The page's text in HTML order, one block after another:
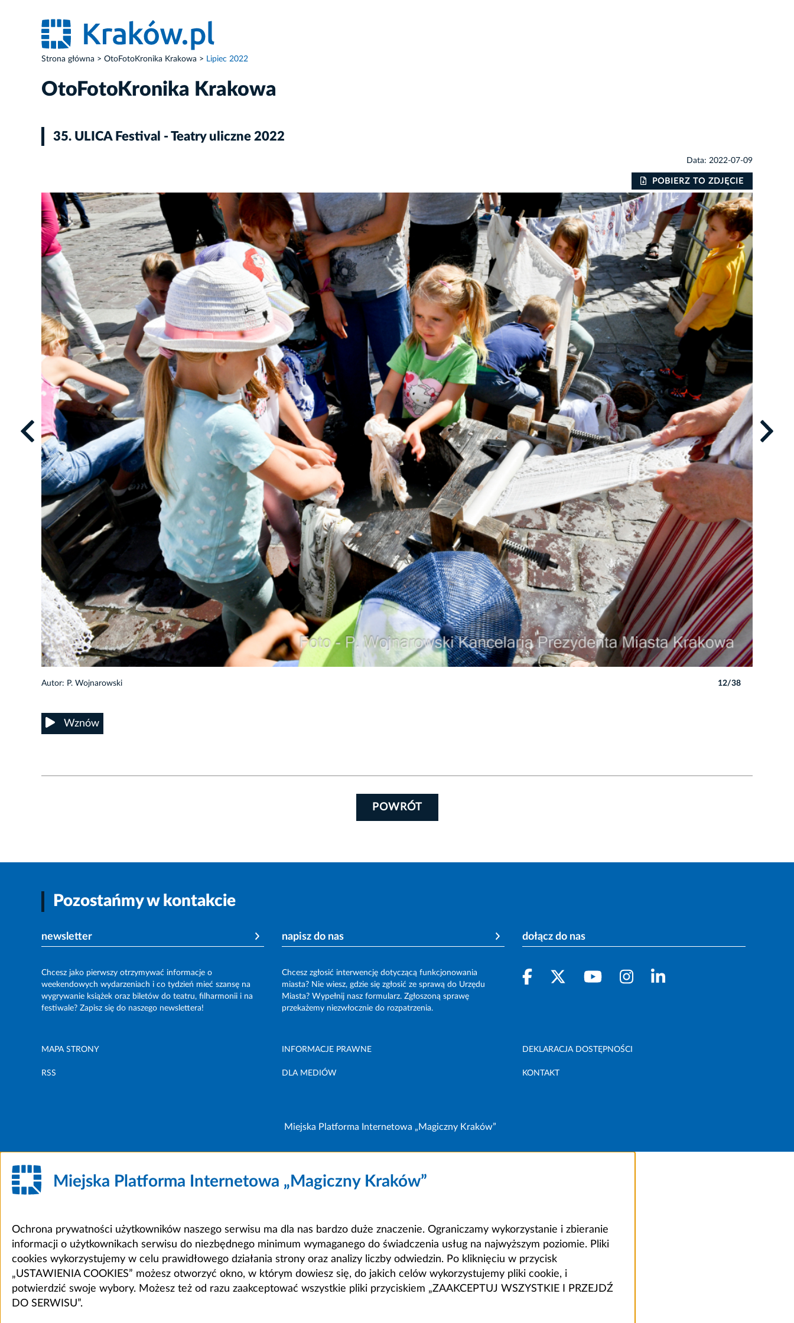
Strona główna OtoFotoKronika Krakowa Lipiec 2022
OtoFotoKronika Krakowa
35. ULICA Festival - Teatry uliczne 2022
Data: 2022-07-09
POBIERZ TO ZDJĘCIE
Autor: P. Wojnarowski 12/38
Wznów
POWRÓT
Pozostańmy w kontakcie
newsletter
Chcesz jako pierwszy otrzymywać informacje o
weekendowych wydarzeniach i co tydzień mieć szansę na
wygrywanie książek oraz biletów do teatru, filharmonii i na
festiwale? Zapisz się do naszego newslettera!
napisz do nas
Chcesz zgłosić interwencję dotyczącą funkcjonowania
miasta? Nie wiesz, gdzie się zgłosić ze sprawą do Urzędu
Miasta? Wypełnij nasz formularz. Zgłoszoną sprawę
przekażemy niezwłocznie do rozpatrzenia.
dołącz do nas
MAPA STRONY INFORMACJE PRAWNE DEKLARACJA DOSTĘPNOŚCI
RSS DLA MEDIÓW KONTAKT
Miejska Platforma Internetowa „Magiczny Kraków”
Miejska Platforma Internetowa „Magiczny Kraków”
Ochrona prywatności użytkowników naszego serwisu ma dla nas bardzo duże znaczenie. Ograniczamy wykorzystanie i zbieranie
informacji o użytkownikach serwisu do niezbędnego minimum wymaganego do świadczenia usług na najwyższym poziomie. Pliki
cookies wykorzystujemy w celu prawidłowego działania strony oraz analizy liczby odwiedzin. Po kliknięciu w przycisk
„USTAWIENIA COOKIES” możesz otworzyć okno, w którym dowiesz się, do jakich celów wykorzystujemy pliki cookie, i
potwierdzić swoje wybory. Możesz też od razu zaakceptować wszystkie pliki przyciskiem „ZAAKCEPTUJ WSZYSTKIE I PRZEJDŹ
DO SERWISU”.